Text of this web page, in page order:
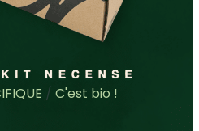
/ C'est bio !